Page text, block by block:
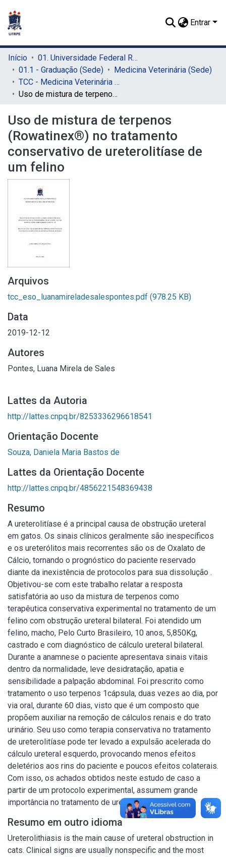
Entrar
Início
01. Universidade Federal Rural de Pernambuco - UFRPE (Sede)
01.1 - Graduação (Sede)
Medicina Veterinária (Sede)
TCC - Medicina Veterinária (Sede)
Uso de mistura de terpenos (Rowatinex®) no tratamento conservativo de ureterolitíase de um felino
Uso de mistura de terpenos
(Rowatinex®) no tratamento
conservativo de ureterolitíase de
um felino
Arquivos
tcc_eso_luanamireladesalespontes.pdf (978.25 KB)
Data
2019-12-12
Autores
Pontes, Luana Mirela de Sales
Lattes da Autoria
http://lattes.cnpq.br/8253336296618541
Orientação Docente
Souza, Daniela Maria Bastos de
Lattes da Orientação Docente
http://lattes.cnpq.br/4856221548369438
Resumo
A ureterolitíase é a principal causa de obstrução ureteral
em gatos. Os sinais clínicos geralmente são inespecíficos
e os ureterólitos mais recorrentes são os de Oxalato de
Cálcio, tornando o prognóstico do paciente reservado
diante da inexistência de protocolos para sua dissolução .
Objetivou-se com este trabalho relatar a resposta
satisfatória ao uso da mistura de terpenos como
terapêutica conservativa experimental no tratamento de um
felino com obstrução ureteral bilateral. Foi atendido um
felino, macho, Pelo Curto Brasileiro, 10 anos, 5,850Kg,
castrado e com diagnóstico de cálculo ureteral bilateral.
Durante a anamnese o paciente apresentava sinais vitais
dentro da normalidade, leve desidratação, apatia e
sensibilidade a palpação abdominal. Foi prescrito como
tratamento o uso terpenos 1cápsula, duas vezes ao dia, por
via oral, durante 60 dias, visto que é um composto que
propõem auxiliar na remoção de cálculos renais e do trato
urinário. Seu uso como terapia conservativa no tratamento
de ureterolitíase pode ter levado a expulsão acelerada do
cálculo ureteral esquerdo, provocando menos efeitos
deletérios aos rins do paciente e poucos efeitos colaterais.
Com isso, os achados obtidos neste estudo de caso a
partir de um protocolo experimental, assumem grande
importância no tratamento de ureterolitíase.
Resumo em outro idioma
Ureterolithiasis is the main cause of ureteral obstruction in
cats. Clinical signs are usually nonspecific and the most